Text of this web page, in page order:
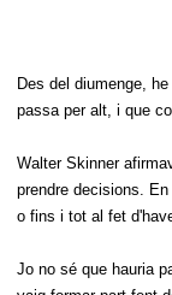
Des del diumenge,
passa per alt, i que
Walter Skinner
prendre decisions.
o fins i tot al fet
Jo no sé que hauria